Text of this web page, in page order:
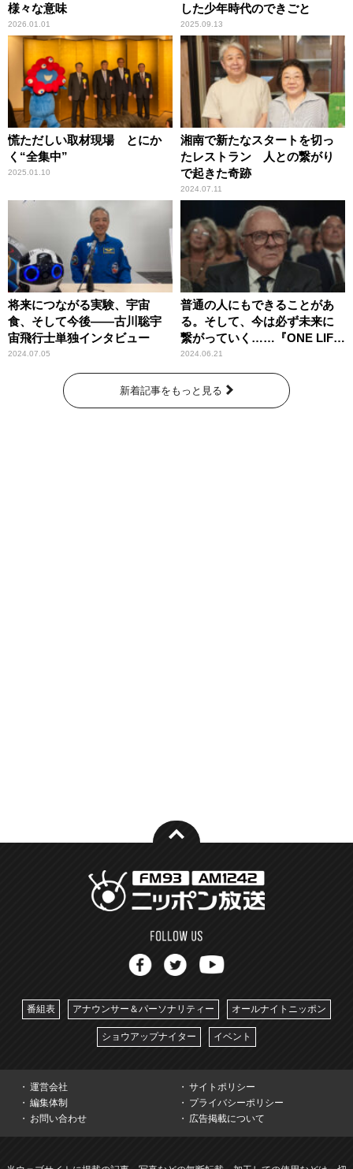
様々な意味
2026.01.01
した少年時代のできごと
2025.09.13
慌ただしい取材現場 とにか
く“全集中”
2025.01.10
湘南で新たなスタートを切っ
たレストラン 人との繋がり
で起きた奇跡
2024.07.11
将来につながる実験、宇宙
食、そして今後――古川聡宇
宙飛行士単独インタビュー
2024.07.05
普通の人にもできることがあ
る。そして、今は必ず未来に
繋がっていく……『ONE LIFE
奇跡が繋いだ6000の命』
2024.06.21
新着記事をもっと見る
番組表 アナウンサー＆パーソナリティー オールナイトニッポン
ショウアップナイター イベント
運営会社
サイトポリシー
編集体制
プライバシーポリシー
お問い合わせ
広告掲載について